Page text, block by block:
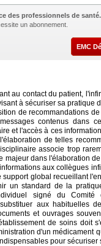
des professionnels de santé.
un abonnement.
EMC
au contact du patient,
à sécuriser sa pratique
de recommandations
contenus dans
et l'accès à ces
de telles
associe trop
majeur dans l'élaboration
aux collègues
global recueillant
un standard de la
signé du Comité
aux habituelles
et ouvrages
de soins doit
d'un médicament
pour sécuriser